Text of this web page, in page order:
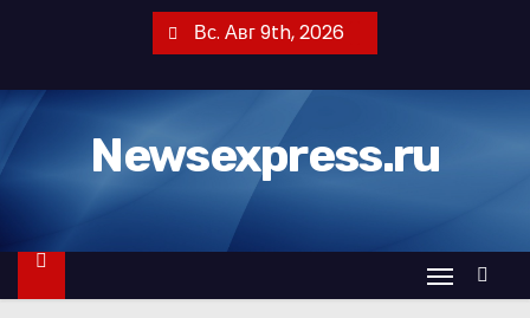
т
к
Вс. Авг 9th, 2026
Newsexpress.ru